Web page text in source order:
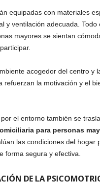
equipadas con materiales
y ventilación adecuada. Todo
mayores se sientan
acogedor del centro y
refuerzan la motivación y el
el entorno también se
para personas
las condiciones del hogar
forma segura y efectiva.
DE LA